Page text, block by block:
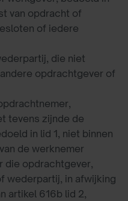
van opdracht of
of iedere
die niet
opdrachtgever of
tevens zijnde de
in lid 1, niet binnen
de werknemer
die opdrachtgever,
wederpartij, in afwijking
artikel 616b lid 2,